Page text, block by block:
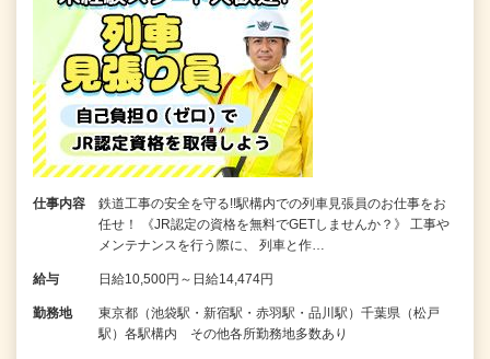
仕事内容
鉄道工事の安全を守る!!駅構内での列車見張員のお仕事をお
任せ！ 《JR認定の資格を無料でGETしませんか？》 工事や
メンテナンスを行う際に、 列車と作…
給与 日給10,500円～日給14,474円
勤務地
東京都（池袋駅・新宿駅・赤羽駅・品川駅）千葉県（松戸
駅）各駅構内 その他各所勤務地多数あり